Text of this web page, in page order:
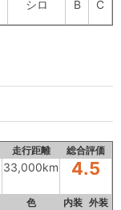
シロ B C
走行距離 総合評価
33,000km 4.5
色 内装 外装